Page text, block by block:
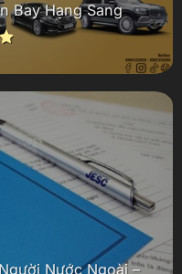
Bay Hạng Sang
Nước Ngoài –